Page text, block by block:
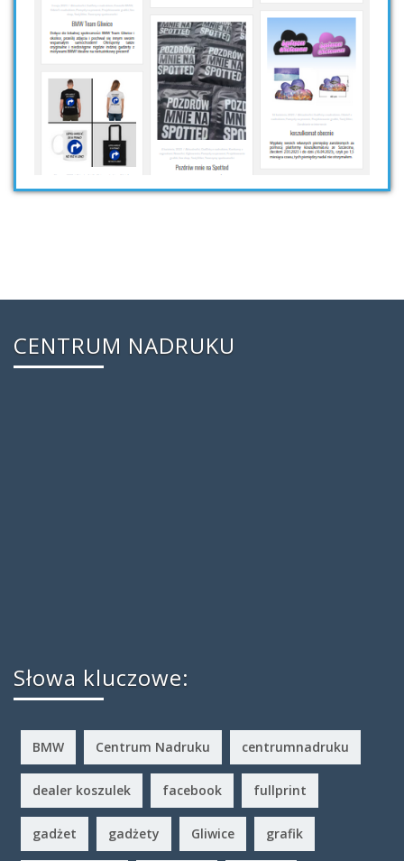
CENTRUM NADRUKU
Słowa kluczowe:
BMW Centrum Nadruku centrumnadruku
dealer koszulek facebook fullprint
gadżet gadżety Gliwice grafik